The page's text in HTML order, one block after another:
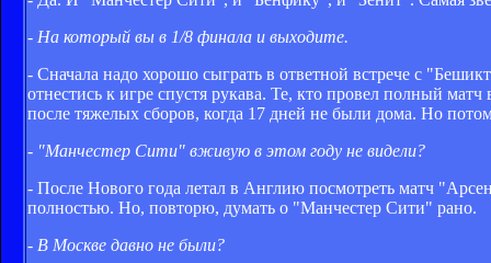
- На который вы в 1/8 финала и выходите.
- Сначала надо хорошо сыграть в ответной встрече с
отнестись к игре спустя рукава. Те, кто провел полный
после тяжелых сборов, когда 17 дней не были дома. Но
- "Манчестер Сити" вживую в этом году не видели?
- После Нового года летал в Англию посмотреть матч
полностью. Но, повторю, думать о "Манчестер Сити" рано.
- В Москве давно не были?